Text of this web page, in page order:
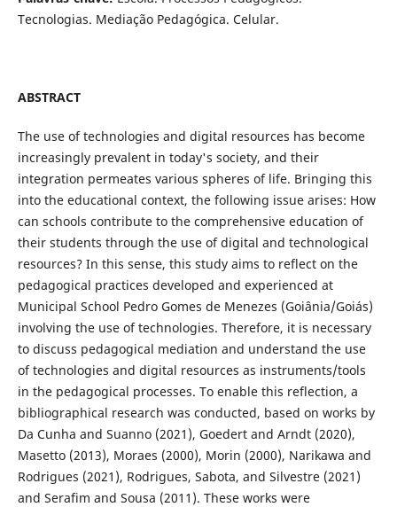
Tecnologias. Mediação Pedagógica. Celular.
ABSTRACT
The use of technologies and digital resources has become
increasingly prevalent in today's society, and their
integration permeates various spheres of life. Bringing this
into the educational context, the following issue arises: How
can schools contribute to the comprehensive education of
their students through the use of digital and technological
resources? In this sense, this study aims to reflect on the
pedagogical practices developed and experienced at
Municipal School Pedro Gomes de Menezes (Goiânia/Goiás)
involving the use of technologies. Therefore, it is necessary
to discuss pedagogical mediation and understand the use
of technologies and digital resources as instruments/tools
in the pedagogical processes. To enable this reflection, a
bibliographical research was conducted, based on works by
Da Cunha and Suanno (2021), Goedert and Arndt (2020),
Masetto (2013), Moraes (2000), Morin (2000), Narikawa and
Rodrigues (2021), Rodrigues, Sabota, and Silvestre (2021)
and Serafim and Sousa (2011). These works were